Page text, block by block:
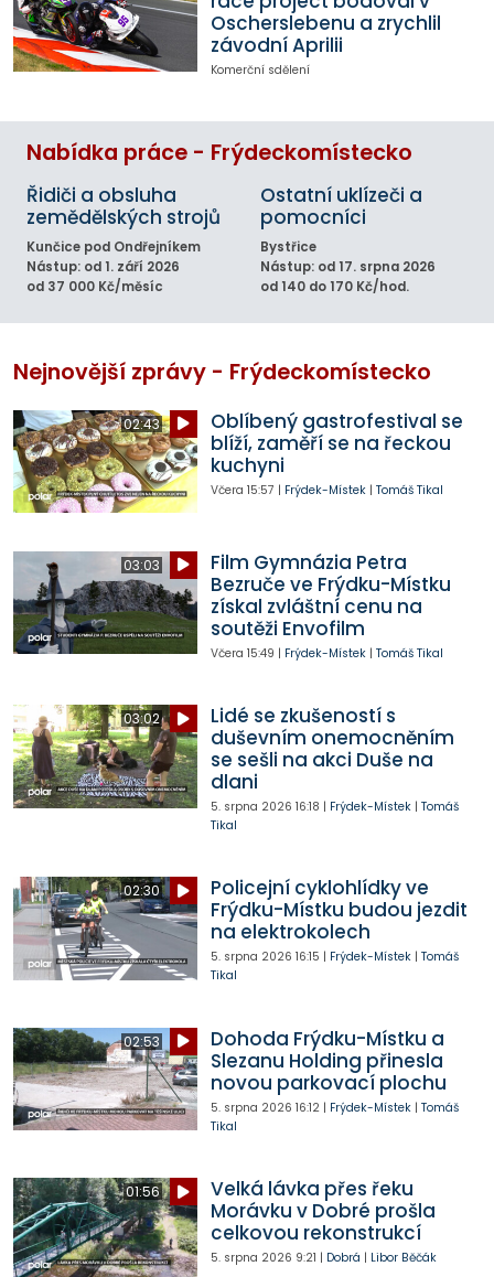
Oscherslebenu a zrychlil
závodní Aprilii
Komerční sdělení
Nabídka práce - Frýdeckomístecko
Řidiči a obsluha
zemědělských strojů
Kunčice pod Ondřejníkem
Nástup: od 1. září 2026
od 37 000 Kč/měsíc
Ostatní uklízeči a
pomocníci
Bystřice
Nástup: od 17. srpna 2026
od 140 do 170 Kč/hod.
Nejnovější zprávy - Frýdeckomístecko
02:43
Oblíbený gastrofestival se
blíží, zaměří se na řeckou
kuchyni
Včera 15:57 | Frýdek-Místek| Tomáš Tikal
03:03
Film Gymnázia Petra
Bezruče ve Frýdku-Místku
získal zvláštní cenu na
soutěži Envofilm
Včera 15:49 | Frýdek-Místek| Tomáš Tikal
03:02
Lidé se zkušeností s
duševním onemocněním
se sešli na akci Duše na
dlani
5. srpna 2026 16:18 | Frýdek-Místek| Tomáš
Tikal
02:30
Policejní cyklohlídky ve
Frýdku-Místku budou jezdit
na elektrokolech
5. srpna 2026 16:15 | Frýdek-Místek| Tomáš
Tikal
02:53
Dohoda Frýdku-Místku a
Slezanu Holding přinesla
novou parkovací plochu
5. srpna 2026 16:12| Frýdek-Místek| Tomáš
Tikal
01:56
Velká lávka přes řeku
Morávku v Dobré prošla
celkovou rekonstrukcí
5. srpna 2026 9:21 | Dobrá | Libor Běčák